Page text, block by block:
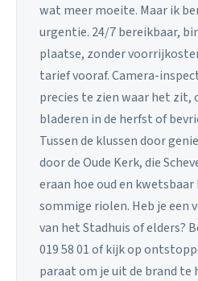
wat meer moeite. Maar ik
urgentie. 24/7 bereikbaar,
plaatse, zonder
tarief vooraf. Camera-
precies te zien waar het zit,
bladeren in de herfst of
Tussen de klussen door
door de Oude Kerk, die
eraan hoe oud en
sommige riolen. Heb je een
van het Stadhuis of elders?
019 58 01 of kijk op
paraat om je uit de brand te